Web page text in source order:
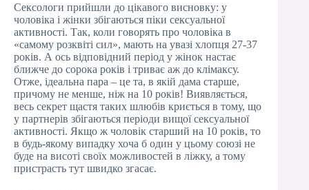
Сексологи прийшли до цікавого висновку: у
чоловіка і жінки збігаються піки сексуальної
активності. Так, коли говорять про чоловіка в
«самому розквіті сил», мають на увазі хлопця 27-37
років. А ось відповідний період у жінок настає
ближче до сорока років і триває аж до клімаксу.
Отже, ідеальна пара – це та, в якій дама старше,
причому не менше, ніж на 10 років! Виявляється,
весь секрет щастя таких шлюбів криється в тому, що
у партнерів збігаються періоди вищої сексуальної
активності. Якщо ж чоловік старший на 10 років, то
в будь-якому випадку хоча б один у цьому союзі не
буде на висоті своїх можливостей в ліжку, а тому
пристрасть тут швидко згасає.